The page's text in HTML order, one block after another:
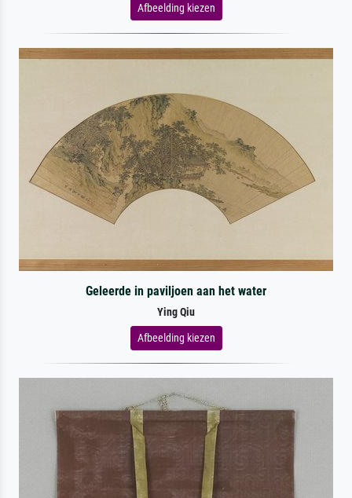
Afbeelding kiezen
Geleerde in paviljoen aan het water
Ying Qiu
Afbeelding kiezen